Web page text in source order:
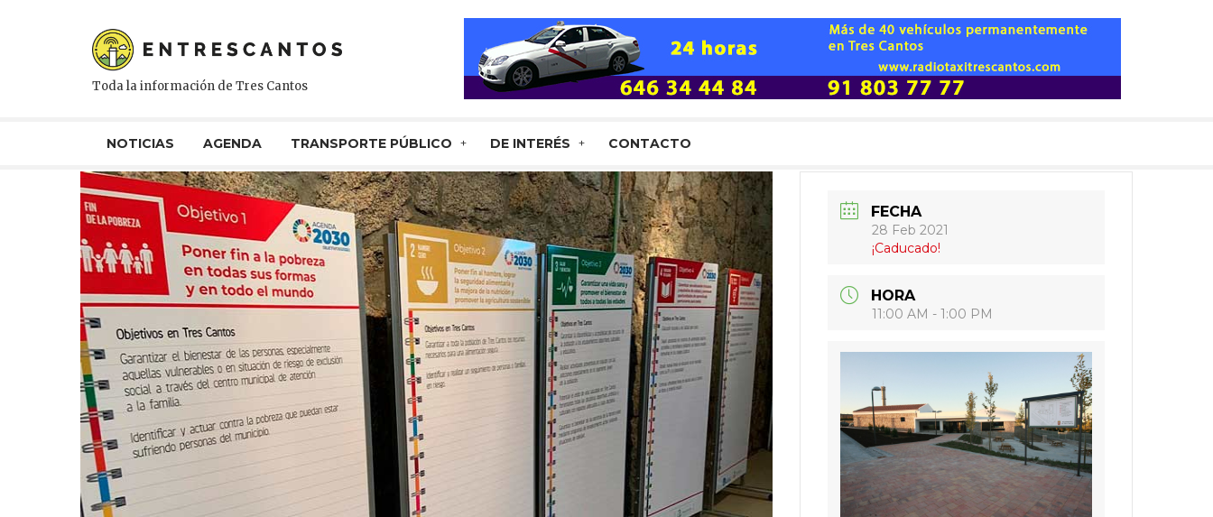
Toda la información de Tres Cantos
NOTICIAS AGENDA TRANSPORTE PÚBLICO DE INTERÉS CONTACTO
FECHA
28 Feb 2021
¡Caducado!
HORA
11:00 AM - 1:00 PM